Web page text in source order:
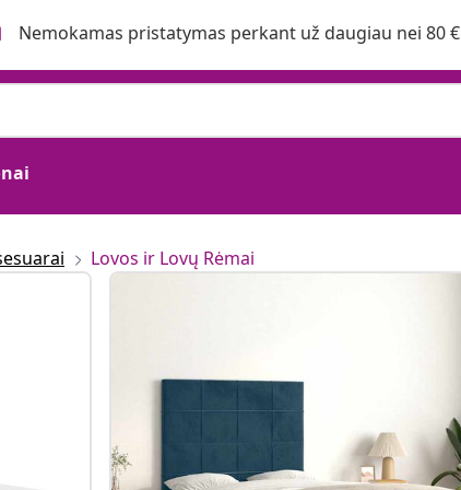
Nemokamas pristatymas perkant už daugiau nei 80 €
Lovos ir Lovų Rėmai